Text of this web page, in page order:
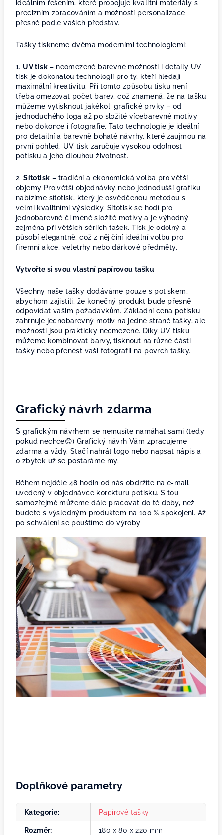
ideálním řešením, které propojuje kvalitní materiály s
precizním zpracováním a možností personalizace
přesně podle vašich představ.
Tašky tiskneme dvěma moderními technologiemi:
1.UV tisk – neomezené barevné možnosti i detaily UV
tisk je dokonalou technologií pro ty, kteří hledají
maximální kreativitu. Při tomto způsobu tisku není
třeba omezovat počet barev, což znamená, že na tašku
můžeme vytisknout jakékoli grafické prvky – od
jednoduchého loga až po složité vícebarevné motivy
nebo dokonce i fotografie. Tato technologie je ideální
pro detailní a barevně bohaté návrhy, které zaujmou na
první pohled. UV tisk zaručuje vysokou odolnost
potisku a jeho dlouhou životnost.
2.Sítotisk – tradiční a ekonomická volba pro větší
objemy Pro větší objednávky nebo jednodušší grafiku
nabízíme sítotisk, který je osvědčenou metodou s
velmi kvalitními výsledky. Sítotisk se hodí pro
jednobarevné či méně složité motivy a je výhodný
zejména při větších sériích tašek. Tisk je odolný a
působí elegantně, což z něj činí ideální volbu pro
firemní akce, veletrhy nebo dárkové předměty.
Vytvořte si svou vlastní papírovou tašku
Všechny naše tašky dodáváme pouze s potiskem,
abychom zajistili, že konečný produkt bude přesně
odpovídat vašim požadavkům. Základní cena potisku
zahrnuje jednobarevný motiv na jedné straně tašky, ale
možnosti jsou prakticky neomezené. Díky UV tisku
můžeme kombinovat barvy, tisknout na různé části
tašky nebo přenést vaši fotografii na povrch tašky.
Grafický návrh zdarma
S grafickým návrhem se nemusíte namáhat sami (tedy
pokud nechce😊) Grafický návrh Vám zpracujeme
zdarma a vždy. Stačí nahrát logo nebo napsat nápis a
o zbytek už se postaráme my.
Během nejdéle 48 hodin od nás obdržíte na e-mail
uvedený v objednávce korekturu potisku. S tou
samozřejmě můžeme dále pracovat do té doby, než
budete s výsledným produktem na 100 % spokojeni. Až
po schválení se pouštíme do výroby
Doplňkové parametry
Kategorie: Papírové tašky
Rozměr: 180 x 80 x 220 mm